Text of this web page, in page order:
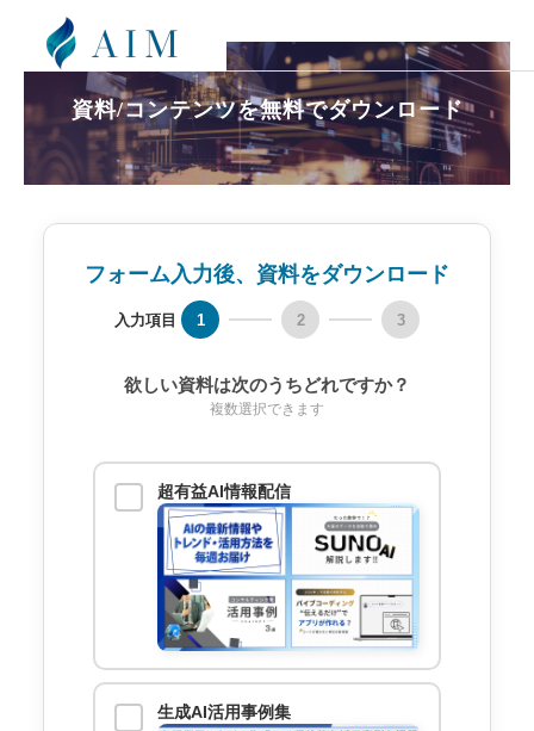
資料/コンテンツを無料でダウン ロード
フォーム入力後、資料をダウンロード
入力項目 1 2 3
欲しい資料は次のうちどれですか？
複数選択できます
超有益AI情報配信
生成AI活用事例集